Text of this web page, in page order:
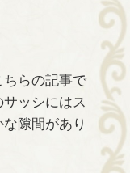
らの記事で
ッシにはス
隙間があり